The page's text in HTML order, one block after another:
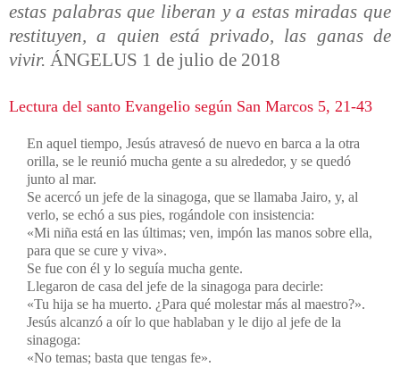
estas palabras que liberan y a estas miradas que
restituyen, a quien está privado, las ganas de
vivir. ÁNGELUS 1 de julio de 2018
Lectura del santo Evangelio según San Marcos 5, 21-43
En aquel tiempo, Jesús atravesó de nuevo en barca a la otra
orilla, se le reunió mucha gente a su alrededor, y se quedó
junto al mar.
Se acercó un jefe de la sinagoga, que se llamaba Jairo, y, al
verlo, se echó a sus pies, rogándole con insistencia:
«Mi niña está en las últimas; ven, impón las manos sobre ella,
para que se cure y viva».
Se fue con él y lo seguía mucha gente.
Llegaron de casa del jefe de la sinagoga para decirle:
«Tu hija se ha muerto. ¿Para qué molestar más al maestro?».
Jesús alcanzó a oír lo que hablaban y le dijo al jefe de la
sinagoga:
«No temas; basta que tengas fe».